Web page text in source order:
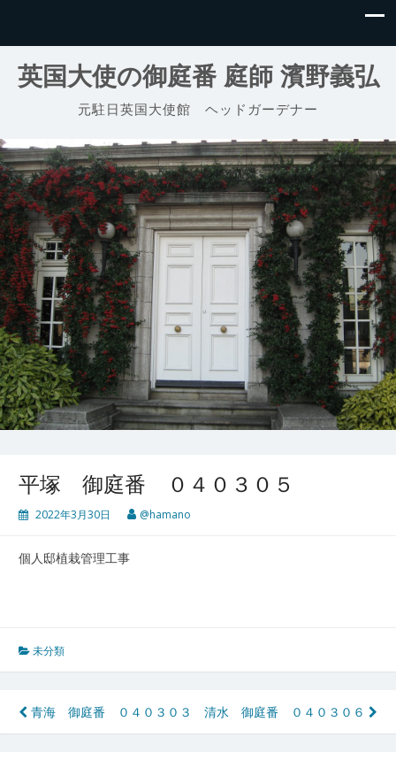
英国大使の御庭番 庭師 濱野義弘
元駐日英国大使館 ヘッドガーデナー
平塚 御庭番 ０４０３０５
2022年3月30日 @hamano
個人邸植栽管理工事
未分類
投
稿
青海 御庭番 ０４０３０３ 清水 御庭番 ０４０３０６